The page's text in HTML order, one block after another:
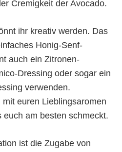
Cremigkeit der Avocado.
ihr kreativ werden. Das
Honig-Senf-
auch ein Zitronen-
Dressing oder sogar ein
verwenden.
euren Lieblingsaromen
euch am besten schmeckt.
ist die Zugabe von